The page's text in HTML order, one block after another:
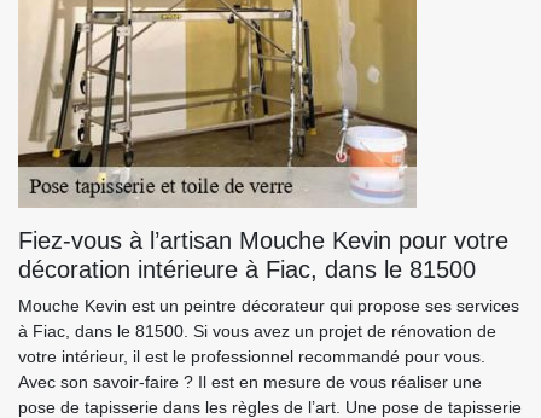
Fiez-vous à l’artisan Mouche Kevin pour votre
décoration intérieure à Fiac, dans le 81500
Mouche Kevin est un peintre décorateur qui propose ses services
à Fiac, dans le 81500. Si vous avez un projet de rénovation de
votre intérieur, il est le professionnel recommandé pour vous.
Avec son savoir-faire ? Il est en mesure de vous réaliser une
pose de tapisserie dans les règles de l’art. Une pose de tapisserie